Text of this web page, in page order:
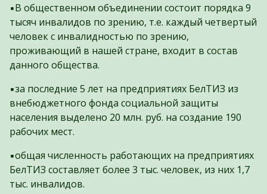
▪️В общественном объединении состоит порядка 9
тысяч инвалидов по зрению, т.е. каждый четвертый
человек с инвалидностью по зрению,
проживающий в нашей стране, входит в состав
данного общества.
▪️за последние 5 лет на предприятиях БелТИЗ из
внебюджетного фонда социальной защиты
населения выделено 20 млн. руб. на создание 190
рабочих мест.
▪️общая численность работающих на предприятиях
БелТИЗ составляет более 3 тыс. человек, из них 1,7
тыс. инвалидов.